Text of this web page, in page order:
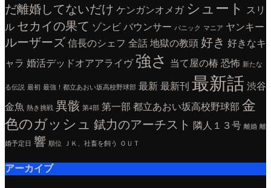
だ離婚してないだけ ケンガンオメガ シュート
スリ
ル セカイの果て ゾンビ バウンサー パニック マニア ヤンキー
ルーザーズ 信長のシェフ 全話 地獄の教頭 好き 好きなキ
ャラ 婚活デッドオアアライヴ 強さ 当て屋の椿 恐怖 新たな
る伝説 最初 最強！都立あおい坂高校野球部 最新 最新刊 最新話 渋谷
金魚 熱き挑戦 異骸 第4部 第一部 都立あおい坂高校野球部 金
色のガッシュ 錻力のアーチスト 隣人１３号 離婚 離
婚予定日 響 順位 ＪＫ、社畜を飼う ＯＵＴ
アーカイブ